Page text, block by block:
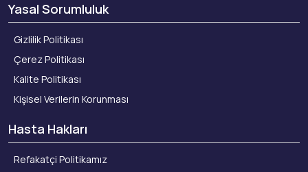
Yasal Sorumluluk
Gizlilik Politikası
Çerez Politikası
Kalite Politikası
Kişisel Verilerin Korunması
Hasta Hakları
Refakatçi Politikamız